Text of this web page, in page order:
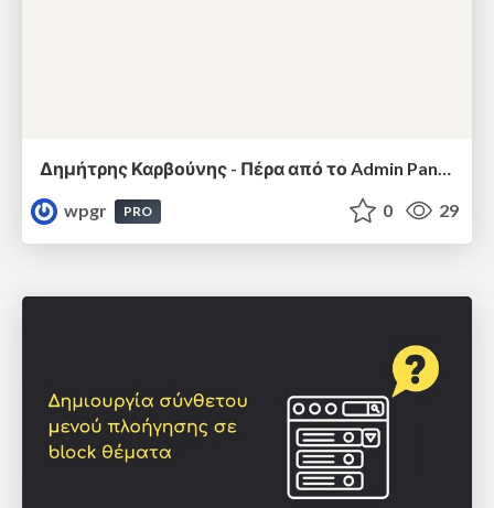
Δημήτρης Καρβούνης - Πέρα από το Admin Panel: Πώς να μιλήσεις στο WordPress σαν Developer μέσω REST API
wpgr
PRO 0 29